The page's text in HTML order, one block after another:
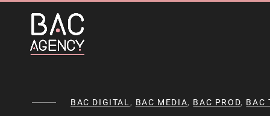
BAC DIGITAL , BAC MEDIA, BAC PROD, BAC